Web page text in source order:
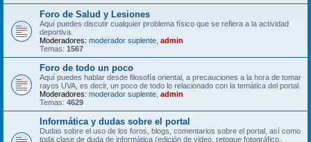
Foro de Salud y Lesiones
Aquí puedes discutir cualquier problema físico que se refiera a la actividad
deportiva.
Moderadores: moderador suplente admin
Temas: 1567
Foro de todo un poco
Aquí puedes hablar desde filosofía oriental, a precauciones a la hora de tomar
rayos UVA, es decir, un poco de todo lo relacionado con la temática del portal.
Moderadores: moderador suplente admin
Temas: 4629
Informática y dudas sobre el portal
Dudas sobre el uso de los foros, blogs, comentarios sobre el portal, así como
toda clase de duda de informática (edición de video, retoque fotográfico,